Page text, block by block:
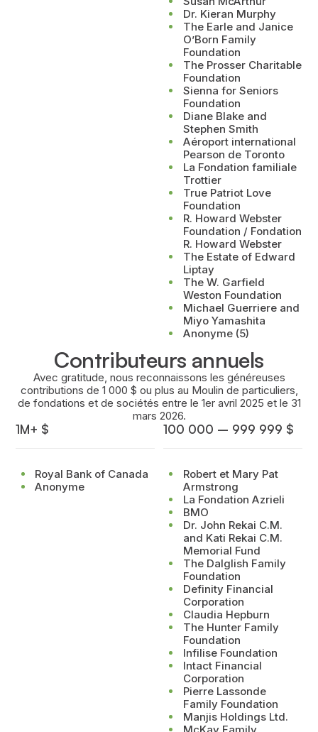
Dr. Kieran Murphy
The Earle and Janice
O’Born Family
Foundation
The Prosser Charitable
Foundation
Sienna for Seniors
Foundation
Diane Blake and
Stephen Smith
Aéroport international
Pearson de Toronto
La Fondation familiale
Trottier
True Patriot Love
Foundation
R. Howard Webster
Foundation / Fondation
R. Howard Webster
The Estate of Edward
Liptay
The W. Garfield
Weston Foundation
Michael Guerriere and
Miyo Yamashita
Anonyme (5)
Contributeurs annuels
Avec gratitude, nous reconnaissons les généreuses
contributions de 1 000 $ ou plus au Moulin de particuliers,
de fondations et de sociétés entre le 1er avril 2025 et le 31
mars 2026.
1M+ $
Royal Bank of Canada
Anonyme
100 000 – 999 999 $
Robert et Mary Pat
Armstrong
La Fondation Azrieli
BMO
Dr. John Rekai C.M.
and Kati Rekai C.M.
Memorial Fund
The Dalglish Family
Foundation
Definity Financial
Corporation
Claudia Hepburn
The Hunter Family
Foundation
Infilise Foundation
Intact Financial
Corporation
Pierre Lassonde
Family Foundation
Manjis Holdings Ltd.